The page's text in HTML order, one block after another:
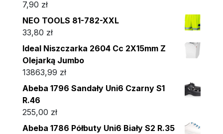
7,90 zł
NEO TOOLS 81-782-XXL
33,80 zł
Ideal Niszczarka 2604 Cc 2X15mm Z
Olejarką Jumbo
13863,99 zł
Abeba 1796 Sandały Uni6 Czarny S1
R.46
255,00 zł
Abeba 1786 Półbuty Uni6 Biały S2 R.35